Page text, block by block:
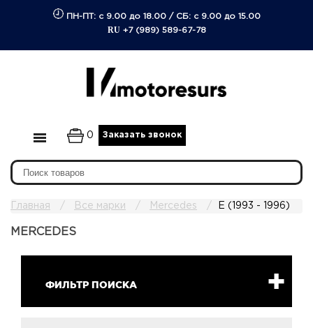
ПН-ПТ: с 9.00 до 18.00/ СБ: с 9.00 до 15.00
RU +7 (989) 589-67-78
0 Заказать звонок
Главная Все марки Mercedes E (1993 - 1996)
MERCEDES
ФИЛЬТР ПОИСКА